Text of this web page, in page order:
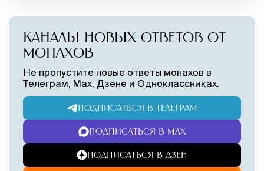
КАНАЛЫ НОВЫХ ОТВЕТОВ ОТ
МОНАХОВ
Не пропустите новые ответы монахов в
Телеграм, Max, Дзене и Одноклассниках.
ПОДПИСАТЬСЯ В ТЕЛЕГРАМ
ПОДПИСАТЬСЯ В MAX
ПОДПИСАТЬСЯ В ДЗЕН